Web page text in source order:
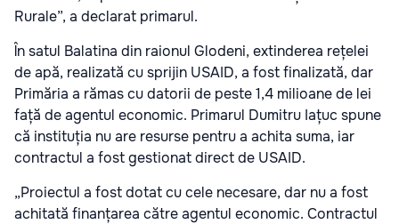
Rurale”, a declarat primarul.
În satul Balatina din raionul Glodeni, extinderea rețelei
de apă, realizată cu sprijin USAID, a fost finalizată, dar
Primăria a rămas cu datorii de peste 1,4 milioane de lei
față de agentul economic. Primarul Dumitru Iațuc spune
că instituția nu are resurse pentru a achita suma, iar
contractul a fost gestionat direct de USAID.
„Proiectul a fost dotat cu cele necesare, dar nu a fost
achitată finanțarea către agentul economic. Contractul